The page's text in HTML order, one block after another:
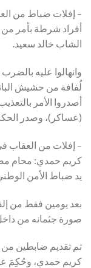
– إفلات ضباط من
أفراد شرطة بأمر
الشاب خالد سعيد.
وانهالوا عليه
لُفافة من حشيش
أصدروا الأمر
(عساكر)، وصدر الحكم
– إفلات من العقاب
كريم حمدي: محام
يد ضباط الأمن
بعد يومين فقط من
صورة جثمانه من
تم تقديم ضابطين من
كريم حمدي، وحُكِمَ